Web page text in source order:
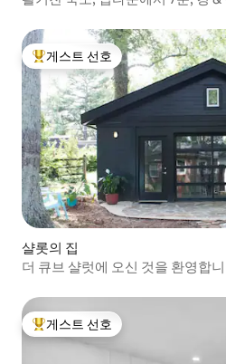
상위 게스트 선호
게스트 선호
샬롯의 집
더 큐브 샬럿에 오신 것을 환영합
상위 게스트 선호
게스트 선호